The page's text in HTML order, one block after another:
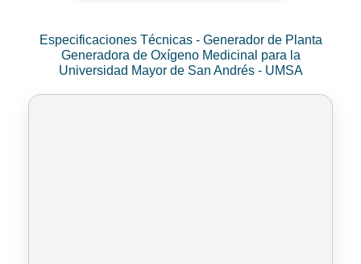
Especificaciones Técnicas - Generador de Planta
Generadora de Oxígeno Medicinal para la
Universidad Mayor de San Andrés - UMSA